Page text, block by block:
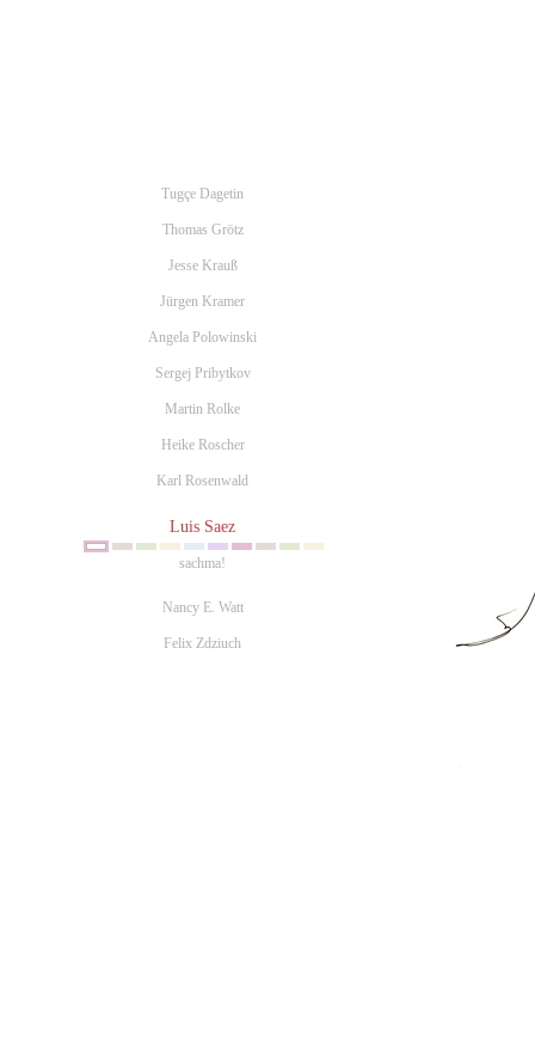
Tugçe Dagetin
Thomas Grötz
Jesse Krauß
Jürgen Kramer
Angela Polowinski
Sergej Pribytkov
Martin Rolke
Heike Roscher
Karl Rosenwald
Luis Saez
sachma!
Nancy E. Watt
Felix Zdziuch